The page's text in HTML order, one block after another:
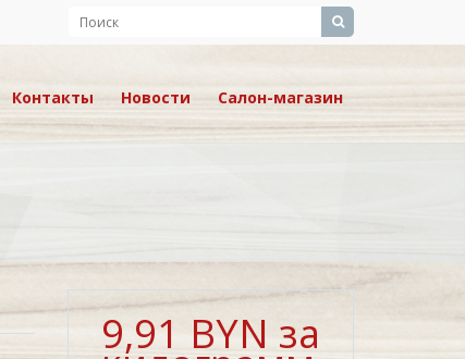
Контакты Новости Салон-магазин
9,91 BYN за